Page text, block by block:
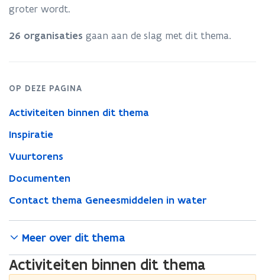
groter wordt.
26 organisaties gaan aan de slag met dit thema.
OP DEZE PAGINA
Activiteiten binnen dit thema
Inspiratie
Vuurtorens
Documenten
Contact thema Geneesmiddelen in water
Meer over dit thema
Activiteiten binnen dit thema